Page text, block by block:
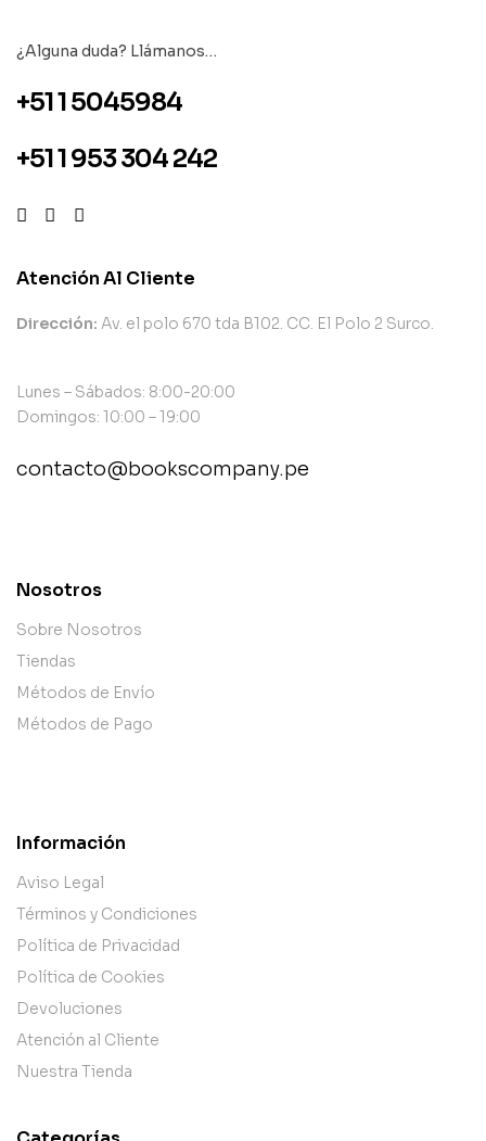
¿Alguna duda? Llámanos…
+51 1 5045984
+51 1 953 304 242
Atención Al Cliente
Dirección: Av. el polo 670 tda B102. CC. El Polo 2 Surco.
Lunes – Sábados: 8:00-20:00
Domingos: 10:00 – 19:00
contacto@bookscompany.pe
Nosotros
Sobre Nosotros
Tiendas
Métodos de Envío
Métodos de Pago
Información
Aviso Legal
Términos y Condiciones
Política de Privacidad
Política de Cookies
Devoluciones
Atención al Cliente
Nuestra Tienda